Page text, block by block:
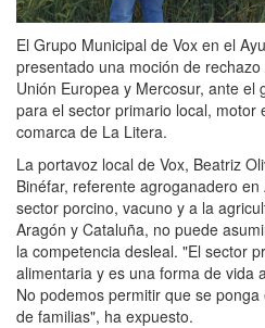
El Grupo Municipal de Vox en el
presentado una moción de
Unión Europea y Mercosur, ante el
para el sector primario local, motor
comarca de La Litera.
La portavoz local de Vox, Beatriz
Binéfar, referente agroganadero
sector porcino, vacuno y a la
Aragón y Cataluña, no puede
la competencia desleal. "El sector
alimentaria y es una forma de vida
No podemos permitir que se
de familias", ha expuesto.